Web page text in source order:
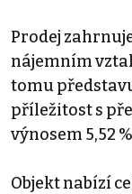
Prodej
nájemním
tomu
příležitost s
výnosem 5,52
Objekt nabízí